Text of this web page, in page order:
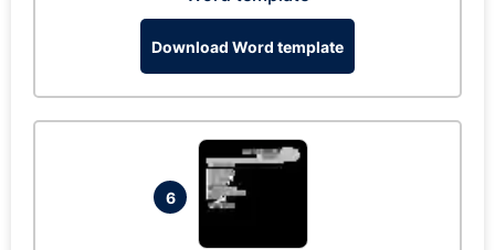
Download Word template
6